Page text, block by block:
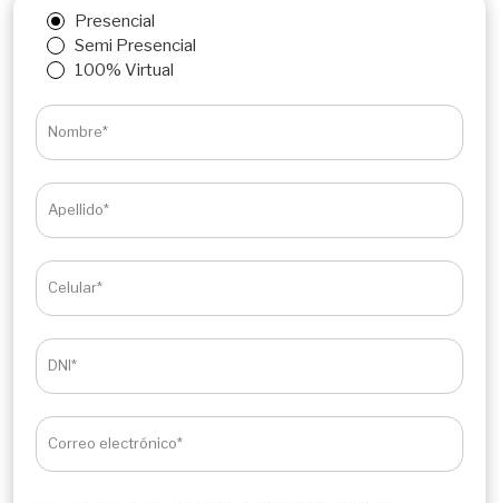
Presencial
Semi Presencial
100% Virtual
Nombre*
Apellido*
Celular*
DNI*
Correo electrónico*